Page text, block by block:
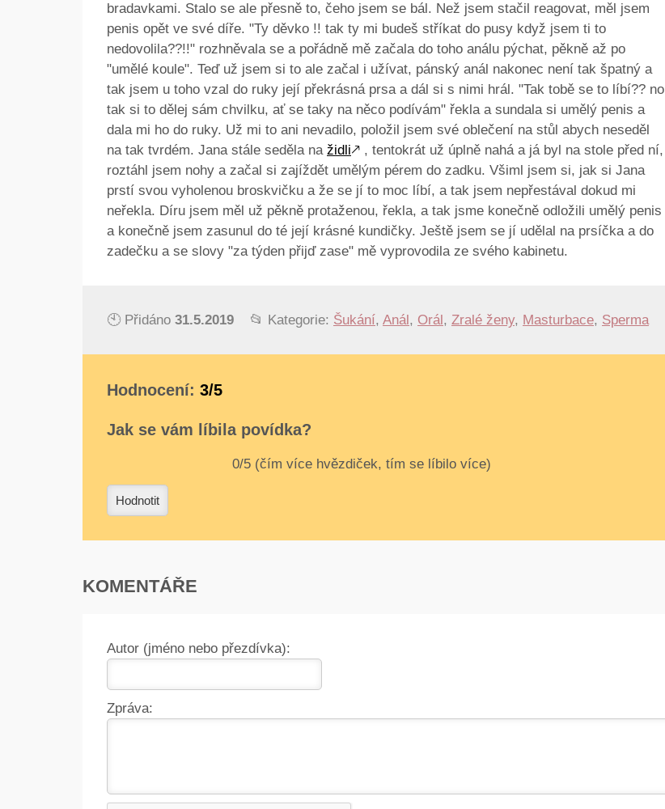
bradavkami. Stalo se ale přesně to, čeho jsem se bál. Než jsem stačil reagovat, měl jsem
penis opět ve své díře. "Ty děvko !! tak ty mi budeš stříkat do pusy když jsem ti to
nedovolila??!!" rozhněvala se a pořádně mě začala do toho análu pýchat, pěkně až po
"umělé koule". Teď už jsem si to ale začal i užívat, pánský anál nakonec není tak špatný a
tak jsem u toho vzal do ruky její překrásná prsa a dál si s nimi hrál. "Tak tobě se to líbí?? no
tak si to dělej sám chvilku, ať se taky na něco podívám" řekla a sundala si umělý penis a
dala mi ho do ruky. Už mi to ani nevadilo, položil jsem své oblečení na stůl abych neseděl
na tak tvrdém. Jana stále seděla na židli🡕 , tentokrát už úplně nahá a já byl na stole před ní,
roztáhl jsem nohy a začal si zajíždět umělým pérem do zadku. Všiml jsem si, jak si Jana
prstí svou vyholenou broskvičku a že se jí to moc líbí, a tak jsem nepřestával dokud mi
neřekla. Díru jsem měl už pěkně protaženou, řekla, a tak jsme konečně odložili umělý penis
a konečně jsem zasunul do té její krásné kundičky. Ještě jsem se jí udělal na prsíčka a do
zadečku a se slovy "za týden přijď zase" mě vyprovodila ze svého kabinetu.
🕙 Přidáno 31.5.2019 📂 Kategorie: Šukání, Anál, Orál, Zralé ženy, Masturbace, Sperma
Hodnocení: 3/5
Jak se vám líbila povídka?
Hodnotit
KOMENTÁŘE
Autor (jméno nebo přezdívka):
Zpráva: